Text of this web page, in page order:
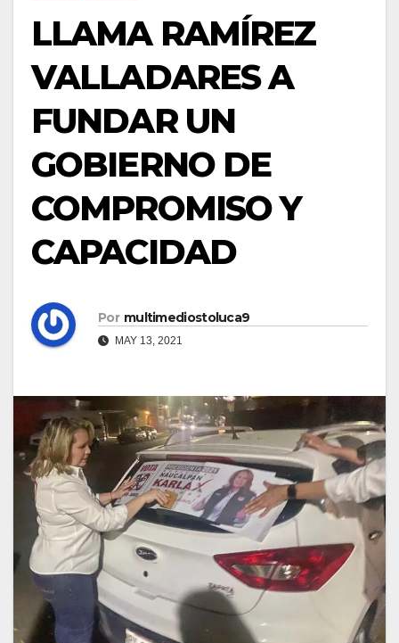
LLAMA RAMÍREZ
VALLADARES A
FUNDAR UN
GOBIERNO DE
COMPROMISO Y
CAPACIDAD
Por multimediostoluca9
MAY 13, 2021